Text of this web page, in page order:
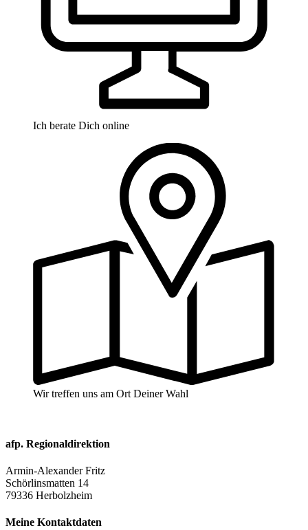
Ich berate Dich online
Wir treffen uns am Ort Deiner Wahl
afp. Regionaldirektion
Armin-Alexander Fritz
Schörlinsmatten 14
79336 Herbolzheim
Meine Kontaktdaten